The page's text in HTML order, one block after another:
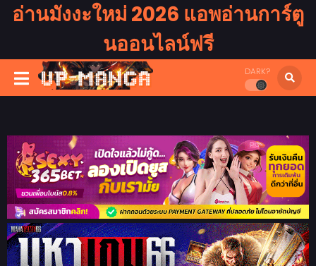
อ่านมังงะใหม่ 2026 แอพอ่านการ์ตู
นออนไลน์ฟรี
DARK?